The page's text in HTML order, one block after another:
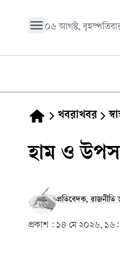
০৬ আগস্ট,
খবরাখবর
হাম ও
প্রতিবেদক,
প্রকাশ : ১৪ মে ২০২৬,